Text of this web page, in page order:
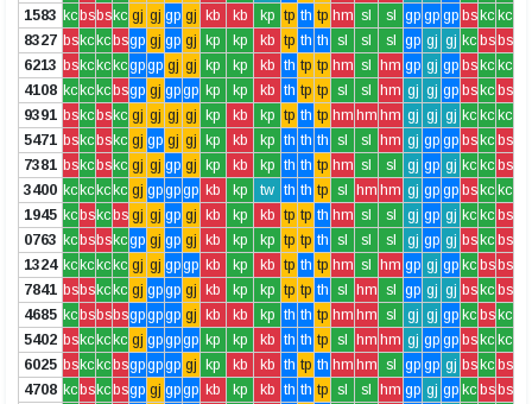
1583 kcbsbskc gj gj gp gj kb kb kp tp th tp hm sl sl gp gp gp bskc kc
8327 bskckcbsgp gj gp gj kp kp kb tp th th sl sl sl gp gj gj kc bsbs
6213 bskckckcgpgp gj gj kp kp kb th tp tp hm sl hm gp gj gp bskc kc
4108 kckckcbsgp gj gpgp kp kp kb th tp tp sl sl hm gj gj gp bskc bs
9391 bskcbskc gj gj gj gj kp kb kp tp th tp hm hm hm gj gj gj kc kc kc
5471 bskcbskc gj gp gj gj kp kb kp th th th sl sl hm gj gp gp bskc bs
7381 bskcbskc gj gj gp gj kp kb kp th th tp hm sl sl gj gp gj kc kc bs
3400 kckckckc gj gpgpgp kb kp tw th th tp sl hm hm gj gp gp bskc kc
1945 kcbskcbs gj gj gp gj kb kp kb tp tp th hm sl sl gj gp gj kc kc bs
0763 kcbsbskcgp gj gp gj kb kp kp tp tp th sl sl sl gj gp gj bskc bs
1324 kckckckc gj gj gpgp kb kp kb tp th tp hm sl hm gp gj gp kc bsbs
7841 bsbskckc gj gpgp gj kb kp kp tp tp th sl hm sl gp gj gj bskc bs
4685 kcbsbsbsgpgpgp gj kb kb kp th th tp hm hm sl gj gj gp kc bskc
5402 bskckckc gj gpgpgp kp kp kb th th tp sl hm hm gj gp gp bskc kc
6025 bskckcbsgpgpgp gj kp kb kb th tp th hm hm sl gp gp gj bskc bs
4708 kcbskcbsgp gj gpgp kb kp kb th th tp sl sl hm gp gj gp kc bsbs